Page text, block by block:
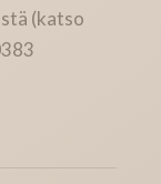
(katso